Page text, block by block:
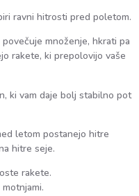
ravni hitrosti pred poletom.
množenje, hkrati pa
rakete, ki prepolovijo vaše
ki vam daje bolj stabilno pot
letom postanejo hitre
hitre seje.
rakete.